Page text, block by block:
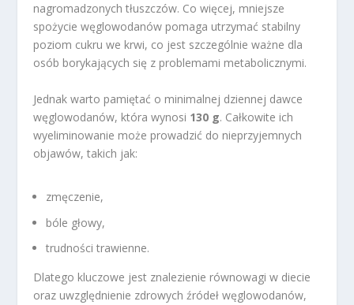
nagromadzonych tłuszczów. Co więcej, mniejsze
spożycie węglowodanów pomaga utrzymać stabilny
poziom cukru we krwi, co jest szczególnie ważne dla
osób borykających się z problemami metabolicznymi.
Jednak warto pamiętać o minimalnej dziennej dawce
węglowodanów, która wynosi 130 g. Całkowite ich
wyeliminowanie może prowadzić do nieprzyjemnych
objawów, takich jak:
zmęczenie,
bóle głowy,
trudności trawienne.
Dlatego kluczowe jest znalezienie równowagi w diecie
oraz uwzględnienie zdrowych źródeł węglowodanów,